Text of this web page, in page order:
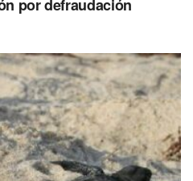
por defraudación